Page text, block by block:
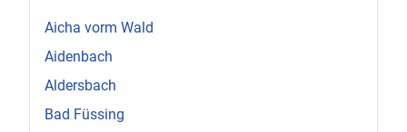
Aicha vorm Wald
Aidenbach
Aldersbach
Bad Füssing